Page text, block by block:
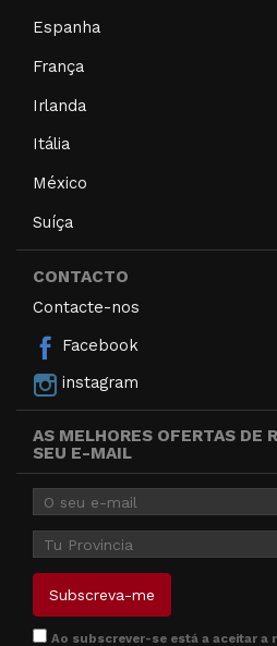
Espanha
França
Irlanda
Itália
México
Suíça
CONTACTO
Contacte-nos
Facebook
instagram
AS MELHORES OFERTAS DE
SEU E-MAIL
Ao subscrever-se está a aceitar a